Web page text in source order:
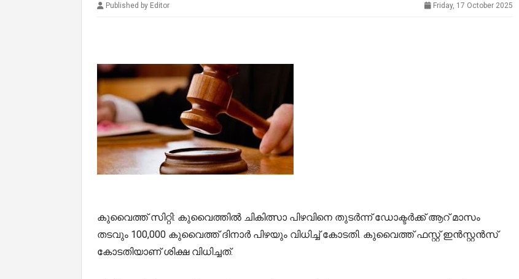
Published by Editor Friday, 17 October 2025
കുവൈത്ത് സിറ്റി: കുവൈത്തിൽ ചികിത്സാ പിഴവിനെ തുടര്‍ന്ന് ഡോക്ടർക്ക് ആറ് മാസം
തടവും 100,000 കുവൈത്ത് ദിനാര്‍ പിഴയും വിധിച്ച് കോടതി. കുവൈത്ത് ഫസ്റ്റ് ഇൻസ്റ്റൻസ്
കോടതിയാണ് ശിക്ഷ വിധിച്ചത്.